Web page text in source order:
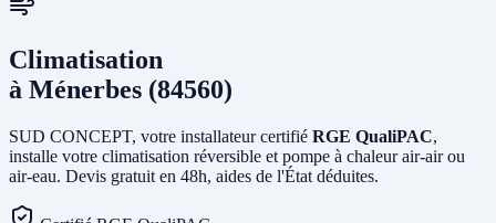
Climatisation
à Ménerbes (84560)
SUD CONCEPT, votre installateur certifié RGE QualiPAC,
installe votre climatisation réversible et pompe à chaleur air-air ou
air-eau. Devis gratuit en 48h, aides de l'État déduites.